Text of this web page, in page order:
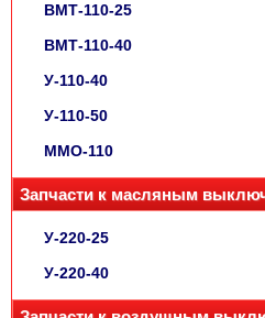
ВМТ-110-25
ВМТ-110-40
У-110-40
У-110-50
ММО-110
Запчасти к масляным
У-220-25
У-220-40